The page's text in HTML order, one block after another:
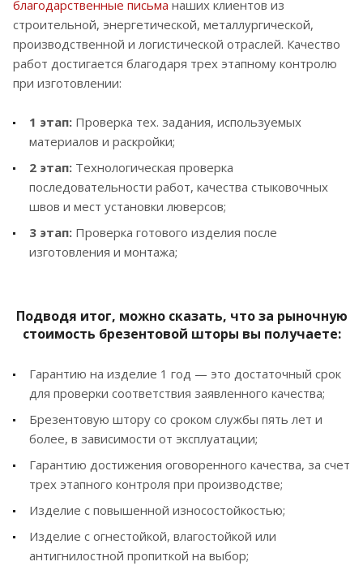
благодарственные письма наших клиентов из
строительной, энергетической, металлургической,
производственной и логистической отраслей. Качество
работ достигается благодаря трех этапному контролю
при изготовлении:
1 этап: Проверка тех. задания, используемых
материалов и раскройки;
2 этап: Технологическая проверка
последовательности работ, качества стыковочных
швов и мест установки люверсов;
3 этап: Проверка готового изделия после
изготовления и монтажа;
Подводя итог, можно сказать, что за рыночную
стоимость брезентовой шторы вы получаете:
Гарантию на изделие 1 год — это достаточный срок
для проверки соответствия заявленного качества;
Брезентовую штору со сроком службы пять лет и
более, в зависимости от эксплуатации;
Гарантию достижения оговоренного качества, за счет
трех этапного контроля при производстве;
Изделие с повышенной износостойкостью;
Изделие с огнестойкой, влагостойкой или
антигнилостной пропиткой на выбор;